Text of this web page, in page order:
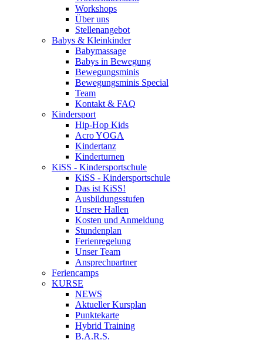
Workshops
Über uns
Stellenangebot
Babys & Kleinkinder
Babymassage
Babys in Bewegung
Bewegungsminis
Bewegungsminis Special
Team
Kontakt & FAQ
Kindersport
Hip-Hop Kids
Acro YOGA
Kindertanz
Kinderturnen
KiSS - Kindersportschule
KiSS - Kindersportschule
Das ist KiSS!
Ausbildungsstufen
Unsere Hallen
Kosten und Anmeldung
Stundenplan
Ferienregelung
Unser Team
Ansprechpartner
Feriencamps
KURSE
NEWS
Aktueller Kursplan
Punktekarte
Hybrid Training
B.A.R.S.